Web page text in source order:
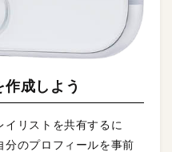
成しよう
リストを共有するに
分のプロフィールを事前